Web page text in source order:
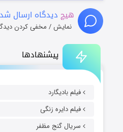
پیشنهادها
فیلم بادیگارد
فیلم دایره زنگی
سریال گنج مظفر
هیچ دیدگاه ارسال
نمایش / مخفی کردن